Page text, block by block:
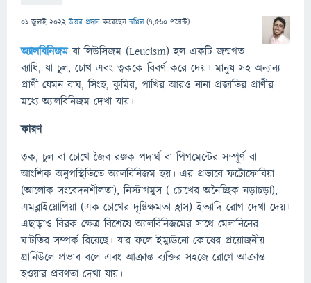
01 জুলাই 2022 উত্তর প্রদান করেছেনস্বপ্নিল (7,560 পয়েন্ট)
অ্যালবিনিজমবা লিউসিজম (Leucism) হল একটি জন্মগত
ব্যাধি, যা চুল, চোখ এবং ত্বককে বিবর্ণ করে দেয়। মানুষ সহ অন্যান্য
প্রাণী যেমন বাঘ, সিংহ, কুমির, পাখির আরও নানা প্রজাতির প্রাণীর
মধ্যে অ্যালবিনিজম দেখা যায়।
কারণ
ত্বক, চুল বা চোখে জৈব রঞ্জক পদার্থ বা পিগমেন্টের সম্পূর্ণ বা
আংশিক অনুপস্থিতিতে অ্যালবিনিজম হয়। এর প্রভাবে ফটোফোবিয়া
(আলোক সংবেদনশীলতা), নিস্টাগমুস ( চোখের অনৈচ্ছিক নড়াচড়া),
এমব্লাইয়োপিয়া (এক চোখের দৃষ্টিক্ষমতা হ্রাস) ইত্যাদি রোগ দেখা দেয়।
এছাড়াও বিরক ক্ষেত্র বিশেষে অ্যালবিনিজমের সাথে মেলানিনের
ঘাটতির সম্পর্ক রিয়েছে। যার ফলে ইম্যুউনো কোষের প্রয়োজনীয়
গ্রানিউলে প্রভাব বলে এবং আক্রান্ত ব্যক্তির সহজে রোগে আক্রান্ত
হওয়ার প্রবণতা দেখা যায়।